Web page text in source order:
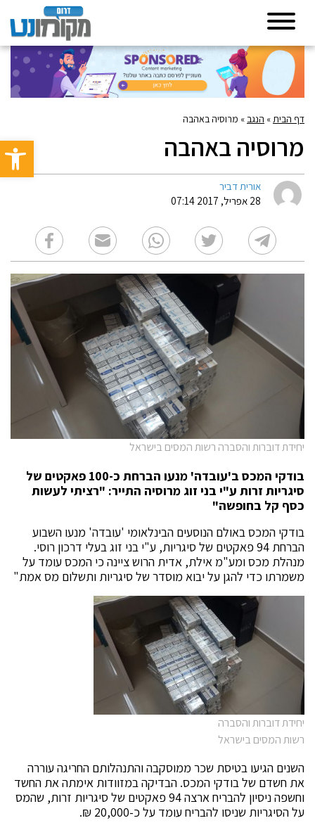
פתח
דף הבית» הנגב» מרוסיה באהבה
מרוסיה באהבה
אורית דביר
28 אפריל, 2017 07:14
יחידת דוברות והסברה רשות המסים בישראל
בודקי המכס ב'עובדה' מנעו הברחת כ-100 פאקטים של
סיגריות זרות ע"י בני זוג מרוסיה התייר: "רציתי לעשות
כסף קל בחופשה"
בודקי המכס באולם הנוסעים הבינלאומי 'עובדה' מנעו השבוע
הברחת 94 פאקטים של סיגריות, ע"י בני זוג בעלי דרכון רוסי.
מנהלת מכס ומע"מ אילת, אדית הרוש ציינה כי המכס עומד על
משמרתו כדי להגן על יבוא מוסדר של סיגריות ותשלום מס אמת"
יחידת דוברות והסברה
רשות המסים בישראל
השנים הגיעו בטיסת שכר ממוסקבה והתנהלותם החריגה עוררה
את חשדם של בודקי המכס. הבדיקה במזוודות אימתה את החשד
וחשפה ניסיון להבריח ארצה 94 פאקטים של סיגריות זרות, שהמס
על הסיגריות שניסו להבריח עומד על כ-20,000 ₪.